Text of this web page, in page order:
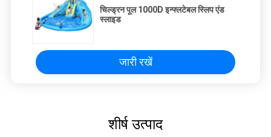
चिल्ड्रन पूल 1000D इन्फ्लटेबल स्लिप एंड
स्लाइड
जारी रखें
शीर्ष उत्पाद